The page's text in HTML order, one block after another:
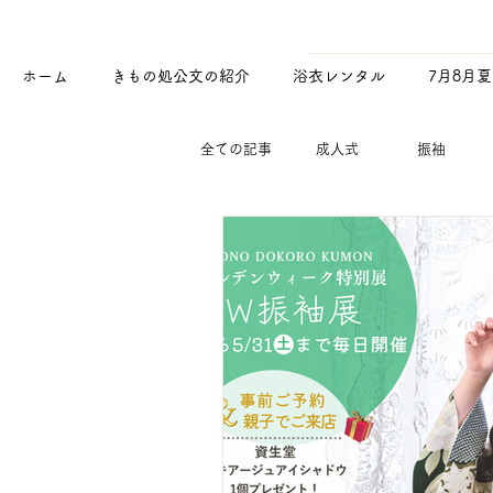
ホーム きもの処公文の紹介 浴衣レンタル 7月8月
全ての記事 成人式 振袖
メディア紹介 浴
年末年始のお知らせ 新型コロナ
新人研修・マナー研修 公文化